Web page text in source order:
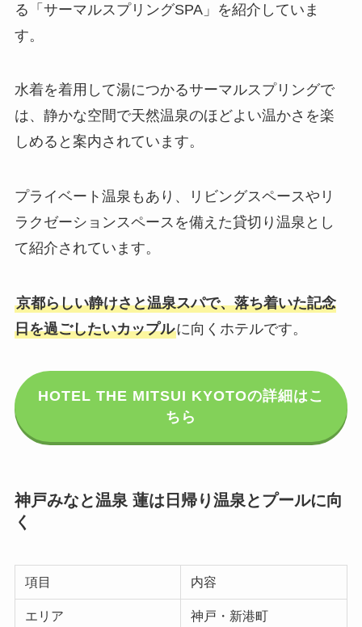
る「サーマルスプリングSPA」を紹介していま
す。
水着を着用して湯につかるサーマルスプリングで
は、静かな空間で天然温泉のほどよい温かさを楽
しめると案内されています。
プライベート温泉もあり、リビングスペースやリ
ラクゼーションスペースを備えた貸切り温泉とし
て紹介されています。
京都らしい静けさと温泉スパで、落ち着いた記念
日を過ごしたいカップルに向くホテルです。
HOTEL THE MITSUI KYOTOの詳細はこ
ちら
神戸みなと温泉 蓮は日帰り温泉とプールに向
く
項目 内容
エリア 神戸・新港町